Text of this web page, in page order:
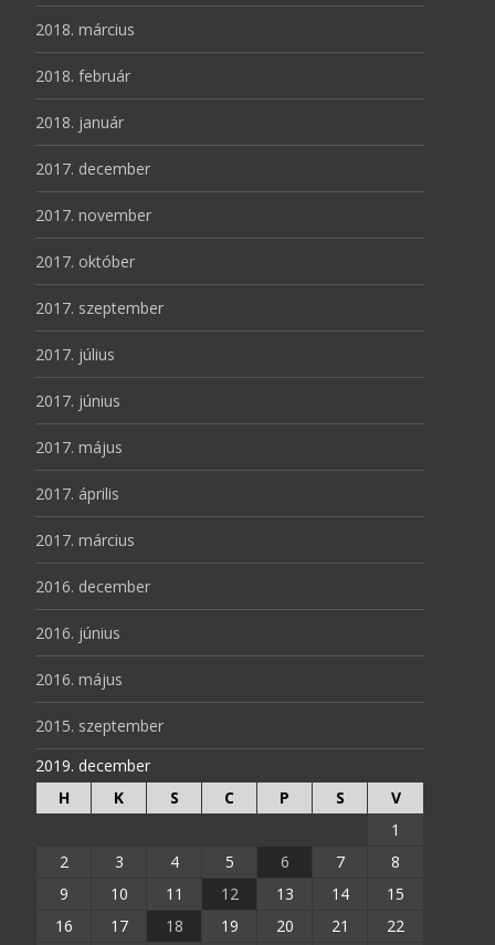
2018. március
2018. február
2018. január
2017. december
2017. november
2017. október
2017. szeptember
2017. július
2017. június
2017. május
2017. április
2017. március
2016. december
2016. június
2016. május
2015. szeptember
2019. december
H
K S C P S
V
1
2
3 4 5 6 7
8
9
10 11 12 13 14
15
16
17 18 19 20 21
22